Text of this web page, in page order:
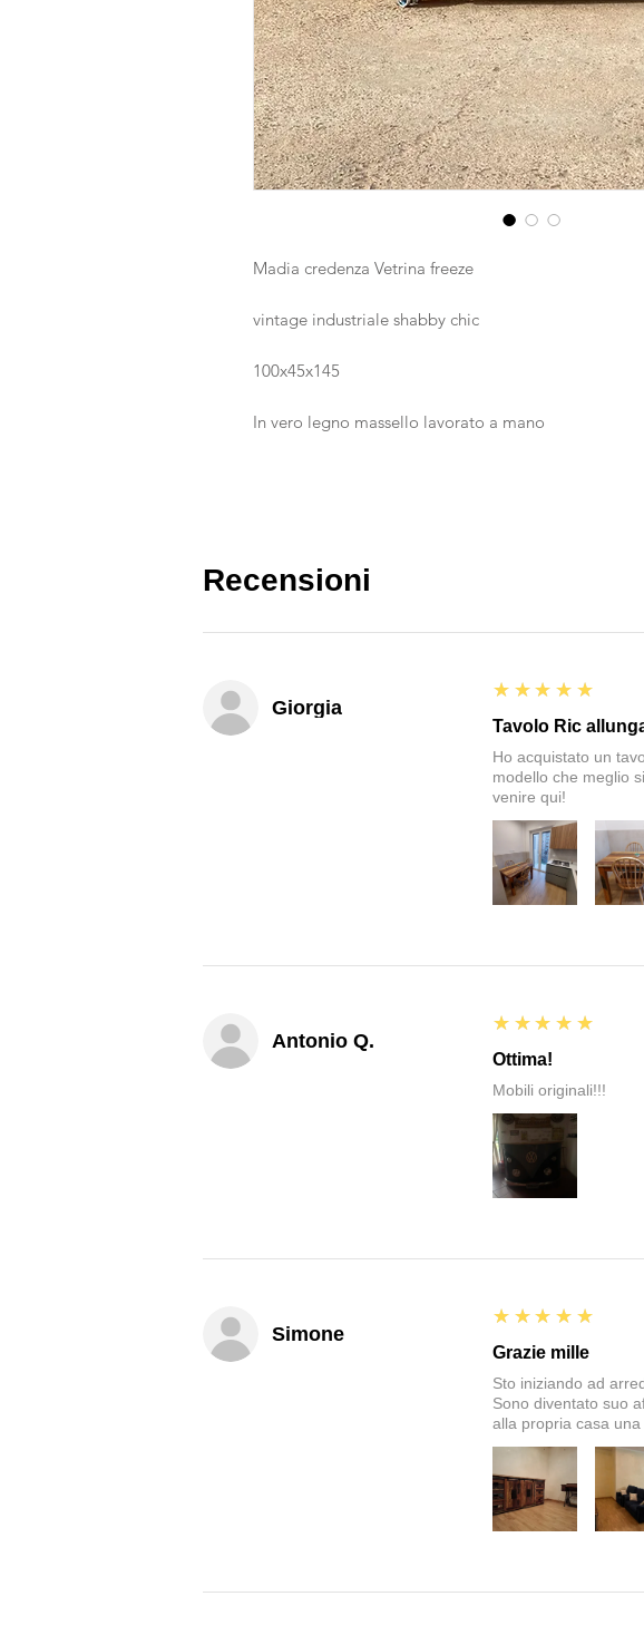
Madia credenza Vetrina freeze
vintage industriale shabby chic
100x45x145
In vero legno massello lavorato a mano
Recensioni
Giorgia
5
★★★★★
Tavolo Ric
Ho acquistato un
modello che meglio
venire qui!
Antonio Q.
5
★★★★★
Ottima!
Mobili originali!!!
Simone
5
★★★★★
Grazie mille
Sto iniziando ad
Sono diventato suo
alla propria casa una